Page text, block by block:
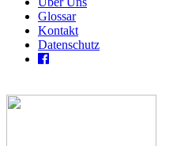
Glossar
Kontakt
Datenschutz